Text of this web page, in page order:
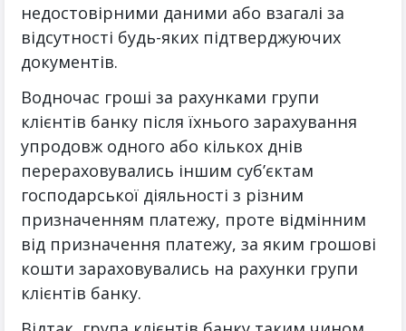
недостовірними даними або взагалі за
відсутності будь-яких підтверджуючих
документів.
Водночас гроші за рахунками групи
клієнтів банку після їхнього зарахування
упродовж одного або кількох днів
перераховувались іншим суб’єктам
господарської діяльності з різним
призначенням платежу, проте відмінним
від призначення платежу, за яким грошові
кошти зараховувались на рахунки групи
клієнтів банку.